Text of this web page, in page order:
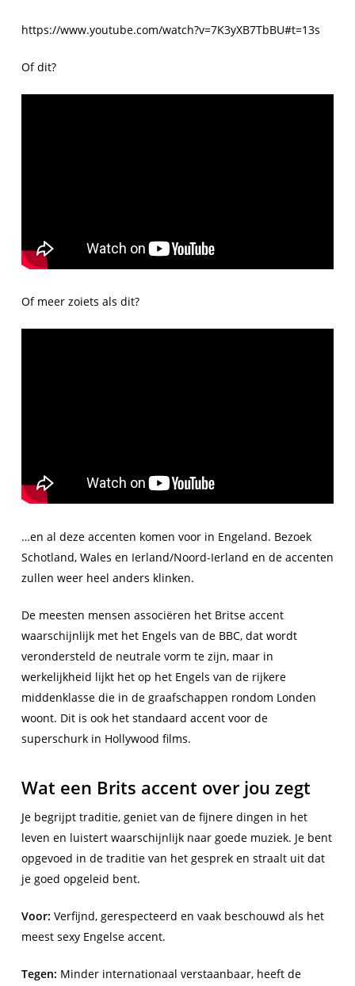
https://www.youtube.com/watch?v=7K3yXB7TbBU#t=13s
Of dit?
Of meer zoiets als dit?
…en al deze accenten komen voor in Engeland. Bezoek
Schotland, Wales en Ierland/Noord-Ierland en de accenten
zullen weer heel anders klinken.
De meesten mensen associëren het Britse accent
waarschijnlijk met het Engels van de BBC, dat wordt
verondersteld de neutrale vorm te zijn, maar in
werkelijkheid lijkt het op het Engels van de rijkere
middenklasse die in de graafschappen rondom Londen
woont. Dit is ook het standaard accent voor de
superschurk in Hollywood films.
Wat een Brits accent over jou zegt
Je begrijpt traditie, geniet van de fijnere dingen in het
leven en luistert waarschijnlijk naar goede muziek. Je bent
opgevoed in de traditie van het gesprek en straalt uit dat
je goed opgeleid bent.
Voor: Verfijnd, gerespecteerd en vaak beschouwd als het
meest sexy Engelse accent.
Tegen: Minder internationaal verstaanbaar, heeft de